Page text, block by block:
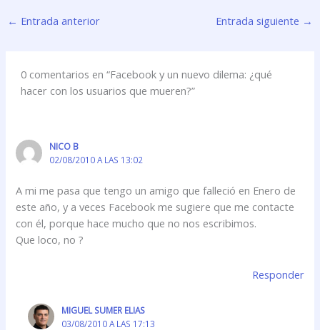
← Entrada anterior Entrada siguiente →
0 comentarios en “Facebook y un nuevo dilema: ¿qué
hacer con los usuarios que mueren?”
NICO B
02/08/2010 A LAS 13:02
A mi me pasa que tengo un amigo que falleció en Enero de
este año, y a veces Facebook me sugiere que me contacte
con él, porque hace mucho que no nos escribimos.
Que loco, no ?
Responder
MIGUEL SUMER ELIAS
03/08/2010 A LAS 17:13